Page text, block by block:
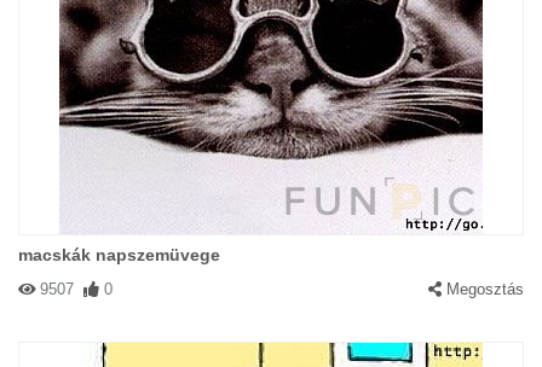
macskák napszemüvege
9507 0 Megosztás